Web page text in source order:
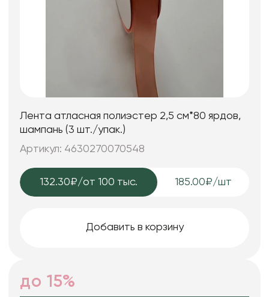
Лента атласная полиэстер 2,5 см*80 ярдов,
шампань (3 шт./упак.)
Артикул: 4630270070548
132.30₽/от 100 тыс. 185.00₽/шт
Добавить в корзину
до 15%